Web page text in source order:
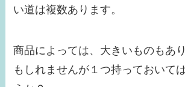
い道は複数あります。
商品によっては、大きいものもあ
もしれませんが１つ持っておいて